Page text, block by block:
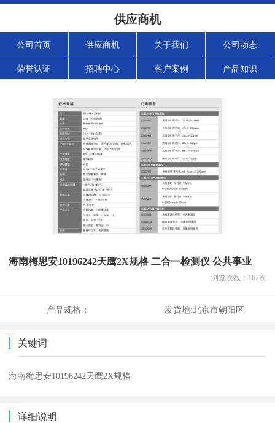
供应商机
公司首页 供应商机 关于我们 公司动态
荣誉认证 招聘中心 客户案例 产品知识
海南梅思安10196242天鹰2X规格 二合一检测仪 公共事业
浏览次数： 162次
产品规格： 发货地:北京市朝阳区
关键词
海南梅思安10196242天鹰2X规格
详细说明